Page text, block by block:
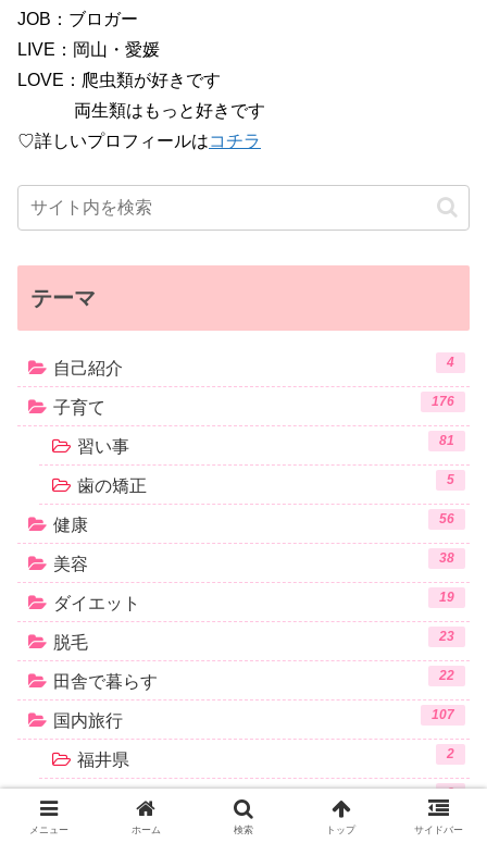
JOB：ブロガー
LIVE：岡山・愛媛
LOVE：爬虫類が好きです
両生類はもっと好きです
♡詳しいプロフィールはコチラ
テーマ
自己紹介 4
子育て 176
習い事 81
歯の矯正 5
健康 56
美容 38
ダイエット 19
脱毛 23
田舎で暮らす 22
国内旅行 107
福井県 2
8
兵庫県（淡路島） 4
メニュー ホーム 検索 トップ サイドバー